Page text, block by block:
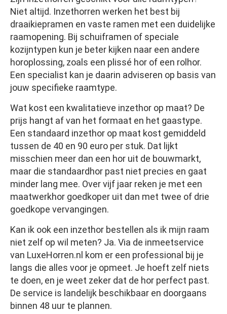
Niet altijd. Inzethorren werken het best bij
draaikiepramen en vaste ramen met een duidelijke
raamopening. Bij schuiframen of speciale
kozijntypen kun je beter kijken naar een andere
horoplossing, zoals een plissé hor of een rolhor.
Een specialist kan je daarin adviseren op basis van
jouw specifieke raamtype.
Wat kost een kwalitatieve inzethor op maat? De
prijs hangt af van het formaat en het gaastype.
Een standaard inzethor op maat kost gemiddeld
tussen de 40 en 90 euro per stuk. Dat lijkt
misschien meer dan een hor uit de bouwmarkt,
maar die standaardhor past niet precies en gaat
minder lang mee. Over vijf jaar reken je met een
maatwerkhor goedkoper uit dan met twee of drie
goedkope vervangingen.
Kan ik ook een inzethor bestellen als ik mijn raam
niet zelf op wil meten? Ja. Via de inmeetservice
van LuxeHorren.nl kom er een professional bij je
langs die alles voor je opmeet. Je hoeft zelf niets
te doen, en je weet zeker dat de hor perfect past.
De service is landelijk beschikbaar en doorgaans
binnen 48 uur te plannen.